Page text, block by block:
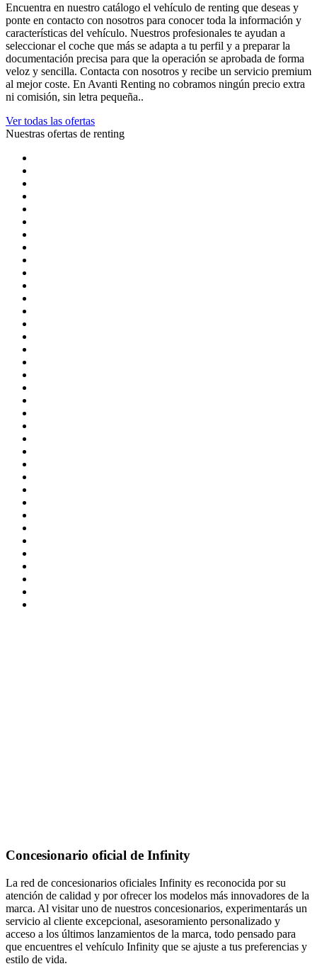
Encuentra en nuestro catálogo el vehículo de renting que deseas y
ponte en contacto con nosotros para conocer toda la información y
características del vehículo. Nuestros profesionales te ayudan a
seleccionar el coche que más se adapta a tu perfil y a preparar la
documentación precisa para que la operación se aprobada de forma
veloz y sencilla. Contacta con nosotros y recibe un servicio premium
al mejor coste. En Avanti Renting no cobramos ningún precio extra
ni comisión, sin letra pequeña..
Ver todas las ofertas
Nuestras ofertas de renting
Concesionario oficial de Infinity
La red de concesionarios oficiales Infinity es reconocida por su
atención de calidad y por ofrecer los modelos más innovadores de la
marca. Al visitar uno de nuestros concesionarios, experimentarás un
servicio al cliente excepcional, asesoramiento personalizado y
acceso a los últimos lanzamientos de la marca, todo pensado para
que encuentres el vehículo Infinity que se ajuste a tus preferencias y
estilo de vida.